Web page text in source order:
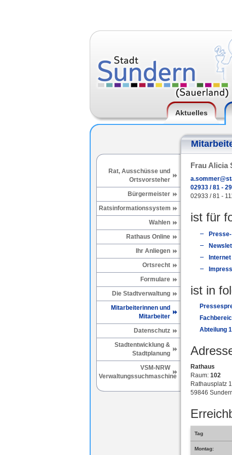
Aktuelles
Rat, Ausschüsse und
Ortsvorsteher
Bürgermeister
Ratsinformationssystem
Wahlen
Rathaus Online
Ihr Anliegen
Ortsrecht
Formulare
Die Stadtverwaltung
Mitarbeiterinnen und
Mitarbeiter
Datenschutz
Stadtentwicklung &
Stadtplanung
VSM-NRW
Verwaltungssuchmaschine
Frau Alicia
02933 / 81 -
02933 / 81 -
ist für
Internet
ist in
Abteilung
Rathaus
Raum: 102
Rathausplatz 1
59846
Tag
Montag: